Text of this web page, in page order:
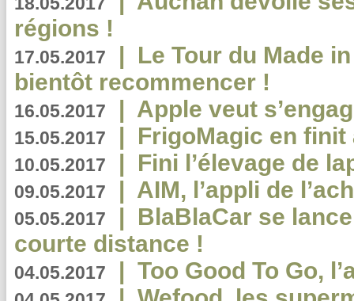
régions !
17.05.2017 | Le Tour du Made
bientôt recommencer !
16.05.2017 | Apple veut
15.05.2017 | FrigoMagic en
10.05.2017 | Fini l’élevage de
09.05.2017 | AIM, l’appli de
05.05.2017 | BlaBlaCar se
courte distance !
04.05.2017 | Too Good To Go,